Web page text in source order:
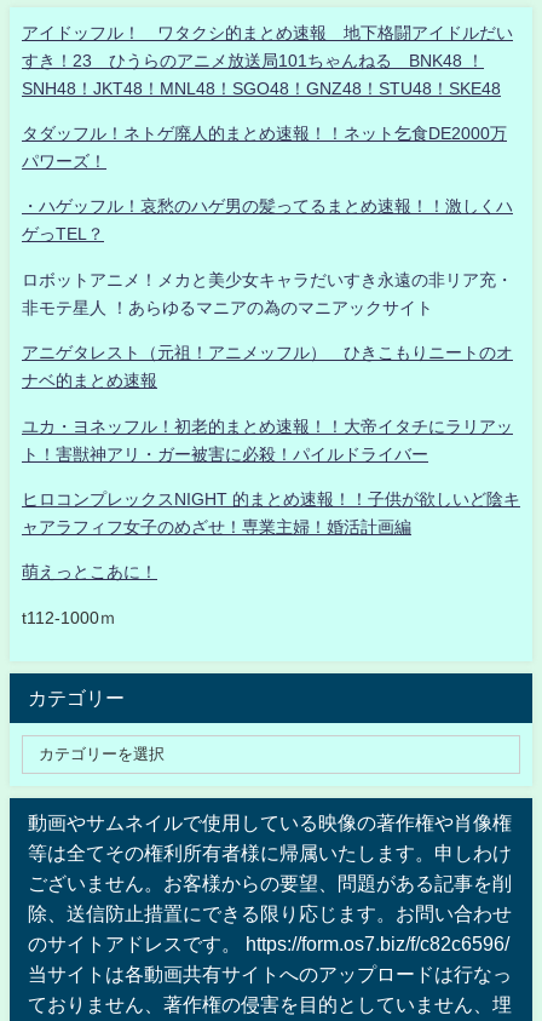
アイドッフル！ ワタクシ的まとめ速報 地下格闘アイドルだい
すき！23 ひうらのアニメ放送局101ちゃんねる BNK48 ！
SNH48！JKT48！MNL48！SGO48！GNZ48！STU48！SKE48
タダッフル！ネトゲ廃人的まとめ速報！！ネット乞食DE2000万
パワーズ！
・ハゲッフル！哀愁のハゲ男の髪ってるまとめ速報！！激しくハ
ゲっTEL？
ロボットアニメ！メカと美少女キャラだいすき永遠の非リア充・
非モテ星人 ！あらゆるマニアの為のマニアックサイト
アニゲタレスト（元祖！アニメッフル） ひきこもりニートのオ
ナベ的まとめ速報
ユカ・ヨネッフル！初老的まとめ速報！！大帝イタチにラリアッ
ト！害獣神アリ・ガー被害に必殺！パイルドライバー
ヒロコンプレックスNIGHT 的まとめ速報！！子供が欲しいど陰キ
ャアラフィフ女子のめざせ！専業主婦！婚活計画編
萌えっとこあに！
t112-1000ｍ
カテゴリー
動画やサムネイルで使用している映像の著作権や肖像権
等は全てその権利所有者様に帰属いたします。申しわけ
ございません。お客様からの要望、問題がある記事を削
除、送信防止措置にできる限り応じます。お問い合わせ
のサイトアドレスです。 https://form.os7.biz/f/c82c6596/
当サイトは各動画共有サイトへのアップロードは行なっ
ておりません、著作権の侵害を目的としていません、埋